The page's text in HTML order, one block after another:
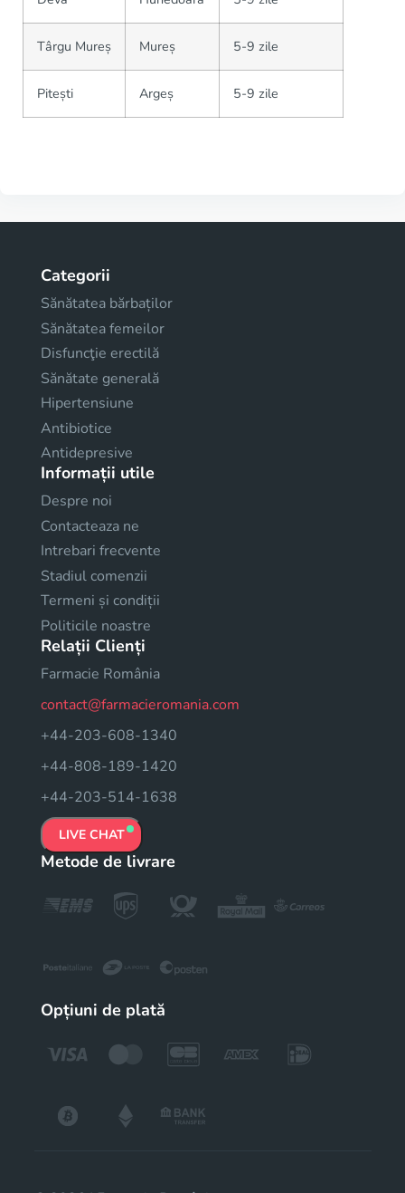
Târgu Mureș Mureș 5-9 zile
Pitești Argeș 5-9 zile
Categorii
Sănătatea bărbaților
Sănătatea femeilor
Disfuncţie erectilă
Sănătate generală
Hipertensiune
Antibiotice
Antidepresive
Informații utile
Despre noi
Contacteaza ne
Intrebari frecvente
Stadiul comenzii
Termeni și condiții
Politicile noastre
Relații Clienți
Farmacie România
contact@farmacieromania.com
+44-203-608-1340
+44-808-189-1420
+44-203-514-1638
LIVE CHAT
Metode de livrare
Opțiuni de plată